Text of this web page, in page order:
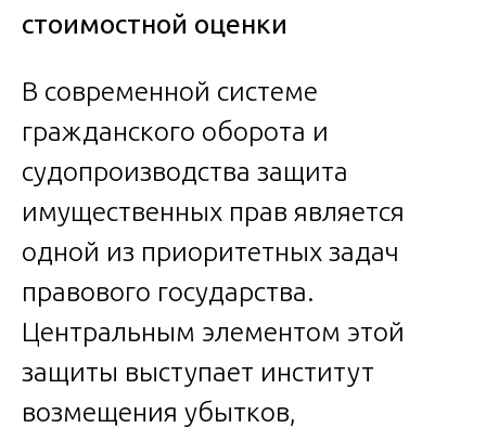
стоимостной оценки
В современной системе
гражданского оборота и
судопроизводства защита
имущественных прав является
одной из приоритетных задач
правового государства.
Центральным элементом этой
защиты выступает институт
возмещения убытков,